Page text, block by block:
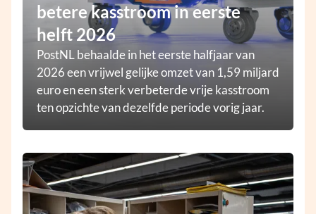
betere kasstroom in eerste
helft 2026
PostNL behaalde in het eerste halfjaar van
2026 een vrijwel gelijke omzet van 1,59 miljard
euro en een sterk verbeterde vrije kasstroom
ten opzichte van dezelfde periode vorig jaar.